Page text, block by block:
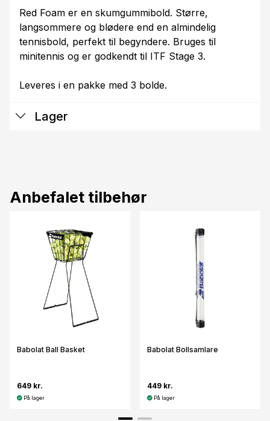
Red Foam er en skumgummibold. Større,
langsommere og blødere end en almindelig
tennisbold, perfekt til begyndere. Bruges til
minitennis og er godkendt til ITF Stage 3.
Leveres i en pakke med 3 bolde.
Lager
Anbefalet tilbehør
Babolat Ball Basket
649 kr.
På lager
Babolat Bollsamlare
449 kr.
På lager